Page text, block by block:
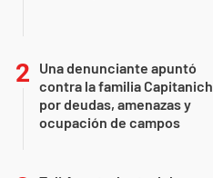
Una denunciante apuntó
contra la familia Capitanich
por deudas, amenazas y
ocupación de campos